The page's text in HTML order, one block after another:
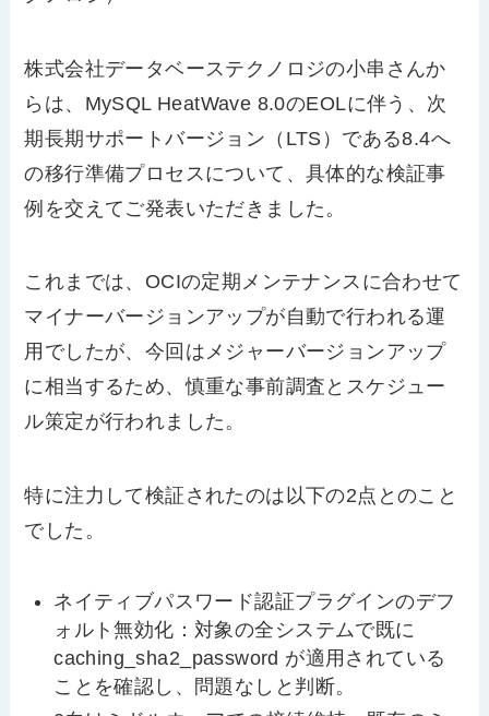
株式会社データベーステクノロジの小串さんか
らは、 MySQL HeatWave 8.0のEOLに伴う、次
期長期サポートバージョン（ LTS ）である8.4へ
の移行準備プロセスについて、具体的な検証事
例を交えてご発表いただきました。
これまでは、 OCIの定期メンテナンスに合わせて
マイナーバージョンアップが自動で行われる運
用でしたが、今回はメジャーバージョンアップ
に相当するため、慎重な事前調査とスケジュー
ル策定が行われました。
特に注力して検証されたのは以下の2点とのこと
でした。
ネイティブパスワード認証プラグインのデフ
ォルト無効化：対象の全システムで既に
caching_sha2_password が適用されている
ことを確認し、問題なしと判断。